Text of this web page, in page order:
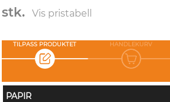
stk.
Vis pristabell
TILPASS PRODUKTET HANDLEKURV
PAPIR